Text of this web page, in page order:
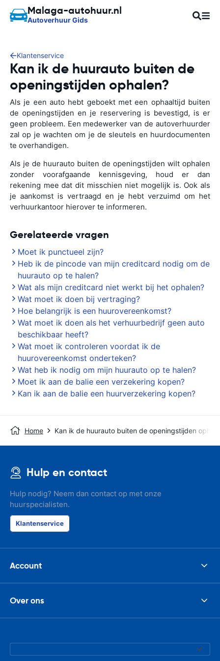
Malaga-autohuur.nl
Autoverhuur Gids
Klantenservice
Kan ik de huurauto buiten de
openingstijden ophalen?
Als je een auto hebt geboekt met een ophaaltijd buiten
de openingstijden en je reservering is bevestigd, is er
geen probleem. Een medewerker van de autoverhuurder
zal op je wachten om je de sleutels en huurdocumenten
te overhandigen.
Als je de huurauto buiten de openingstijden wilt ophalen
zonder voorafgaande kennisgeving, houd er dan
rekening mee dat dit misschien niet mogelijk is. Ook als
je aankomst is vertraagd en je hebt verzuimd om het
verhuurkantoor hierover te informeren.
Gerelateerde vragen
Moet ik punctueel zijn?
Heb ik de pincode van mijn creditcard nodig om de
huurauto op te halen?
Wat als mijn creditcard niet werkt bij het ophalen?
Wat moet ik doen bij vertraging?
Hoe belangrijk is een huurovereenkomst?
Wat moet ik doen als het verhuurbedrijf geen auto
beschikbaar heeft?
Wat moet ik controleren voordat ik de
huurovereenkomst onderteken?
Wat heb ik nodig om mijn huurauto op te halen?
Moet ik aan de balie een verzekering kopen?
Kan ik aan de balie een huurverzekering kopen?
Home Kan ik de huurauto buiten de openingstijden
Hulp en contact
Hulp nodig? Neem dan contact op met onze
huurspecialisten.
Klantenservice
Account
Over ons